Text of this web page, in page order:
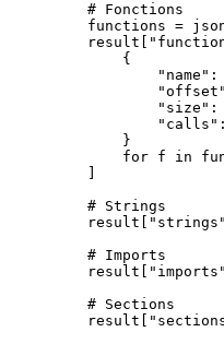
    # Fonctions
    functions
=
    result[
        {
            "name"
:
            "offset"
            "size"
:
            "calls"
        }
        for
f in
    # Strings
    result[
"strings"
    # Imports
    result[
"imports"
    # Sections
    result[